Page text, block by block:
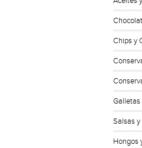
Chips y
Galletas
Salsas
Hongos